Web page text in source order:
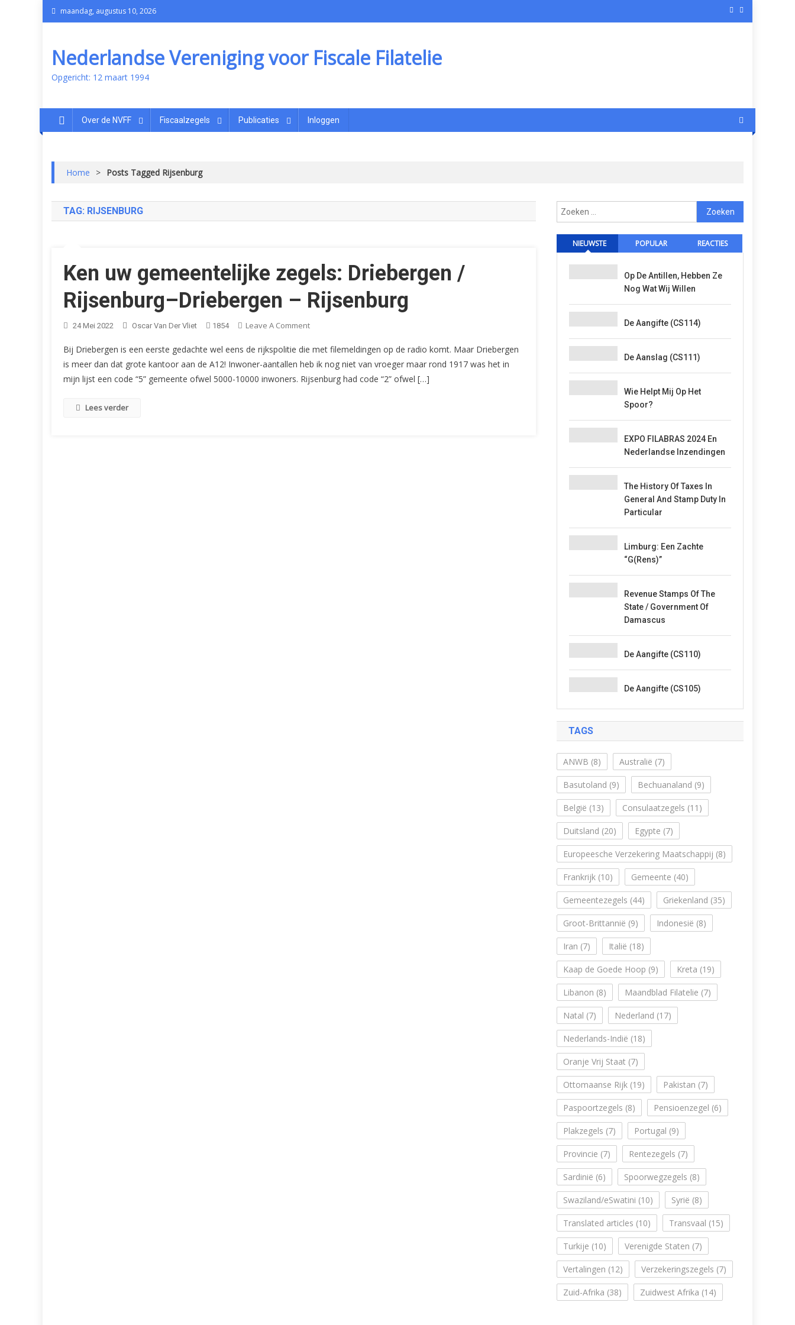
maandag, augustus 10, 2026
Nederlandse Vereniging voor Fiscale Filatelie
Opgericht: 12 maart 1994
Over de NVFF Fiscaalzegels Publicaties Inloggen
Home > Posts Tagged Rijsenburg
TAG: RIJSENBURG
Ken uw gemeentelijke zegels: Driebergen /
Rijsenburg–Driebergen – Rijsenburg
24 Mei 2022 Oscar Van Der Vliet 1854 Leave A CommentOn
Uw
Gemeentelijke
Zegels:
Bij Driebergen is een eerste gedachte wel eens de rijkspolitie die met filemeldingen op de radio komt. Maar Driebergen
is meer dan dat grote kantoor aan de A12! Inwoner-aantallen heb ik nog niet van vroeger maar rond 1917 was het in
mijn lijst een code “5” gemeente ofwel 5000-10000 inwoners. Rijsenburg had code “2” ofwel […]
Lees verder
Zoeken
naar:
NIEUWSTE POPULAR REACTIES
Op De Antillen, Hebben Ze
Nog Wat Wij Willen
De Aangifte (CS114)
De Aanslag (CS111)
Wie Helpt Mij Op Het
Spoor?
EXPO FILABRAS 2024 En
Nederlandse Inzendingen
The History Of Taxes In
General And Stamp Duty In
Particular
Limburg: Een Zachte
“G(rens)”
Revenue Stamps Of The
State / Government Of
Damascus
De Aangifte (CS110)
De Aangifte (CS105)
TAGS
ANWB (8) Australië (7)
Basutoland (9) Bechuanaland (9)
België (13) Consulaatzegels (11)
Duitsland (20) Egypte (7)
Europeesche Verzekering Maatschappij (8)
Frankrijk (10) Gemeente (40)
Gemeentezegels (44) Griekenland (35)
Groot-Brittannië (9) Indonesië (8)
Iran (7) Italië (18)
Kaap de Goede Hoop (9) Kreta (19)
Libanon (8) Maandblad Filatelie (7)
Natal (7) Nederland (17)
Nederlands-Indië (18)
Oranje Vrij Staat (7)
Ottomaanse Rijk (19) Pakistan (7)
Paspoortzegels (8) Pensioenzegel (6)
Plakzegels (7) Portugal (9)
Provincie (7) Rentezegels (7)
Sardinië (6) Spoorwegzegels (8)
Swaziland/eSwatini (10) Syrië (8)
Translated articles (10) Transvaal (15)
Turkije (10) Verenigde Staten (7)
Vertalingen (12) Verzekeringszegels (7)
Zuid-Afrika (38) Zuidwest Afrika (14)